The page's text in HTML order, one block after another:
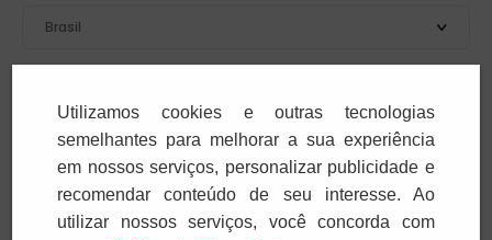
Brasil
Atenção!
Para pagar as assinaturas utilize sempre as formas de
pagamento disponibilizadas pela PAULUS. Nunca efetue
depósito ou transferência bancária em nome de terceiros
cobrança suspeita, entre em contato conosco pelo
Utilizamos cookies e outras tecnologias
semelhantes para melhorar a sua experiência
em nossos serviços, personalizar publicidade e
recomendar conteúdo de seu interesse. Ao
utilizar nossos serviços, você concorda com